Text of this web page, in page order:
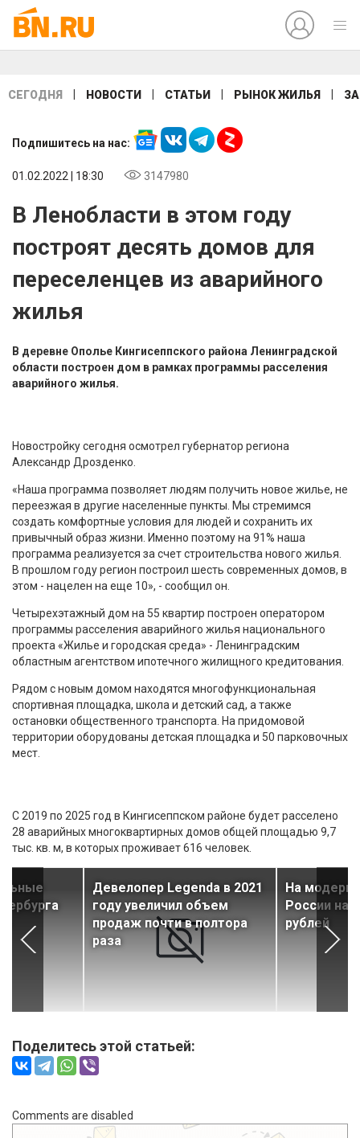
СЕГОДНЯ НОВОСТИ СТАТЬИ РЫНОК ЖИЛЬЯ
Подпишитесь на нас:
01.02.2022 | 18:30 3147980
В Ленобласти в этом году
построят десять домов для
переселенцев из аварийного
жилья
В деревне Ополье Кингисеппского района Ленинградской
области построен дом в рамках программы расселения
аварийного жилья.
Новостройку сегодня осмотрел губернатор региона
Александр Дрозденко.
«Наша программа позволяет людям получить новое жилье, не
переезжая в другие населенные пункты. Мы стремимся
создать комфортные условия для людей и сохранить их
привычный образ жизни. Именно поэтому на 91% наша
программа реализуется за счет строительства нового жилья.
В прошлом году регион построил шесть современных домов, в
этом - нацелен на еще 10», - сообщил он.
Четырехэтажный дом на 55 квартир построен оператором
программы расселения аварийного жилья национального
проекта «Жилье и городская среда» - Ленинградским
областным агентством ипотечного жилищного кредитования.
Рядом с новым домом находятся многофункциональная
спортивная площадка, школа и детский сад, а также
остановки общественного транспорта. На придомовой
территории оборудованы детская площадка и 50 парковочных
мест.
С 2019 по 2025 год в Кингисеппском районе будет расселено
28 аварийных многоквартирных домов общей площадью 9,7
тыс. кв. м, в которых проживает 616 человек.
Девелопер Legenda в 2021
году увеличил объем
продаж почти в полтора
раза
На
России
рублей
Поделитесь этой статьей:
Comments are disabled